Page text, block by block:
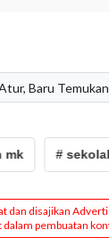
Baru Temukan
# sekolah